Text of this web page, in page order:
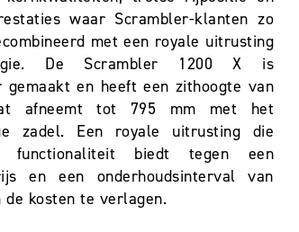
waar Scrambler-klanten zo
met een royale uitrusting
De Scrambler 1200 X is
gemaakt en heeft een zithoogte van
afneemt tot 795 mm met het
zadel. Een royale uitrusting die
functionaliteit biedt tegen een
en een onderhoudsinterval van
de kosten te verlagen.